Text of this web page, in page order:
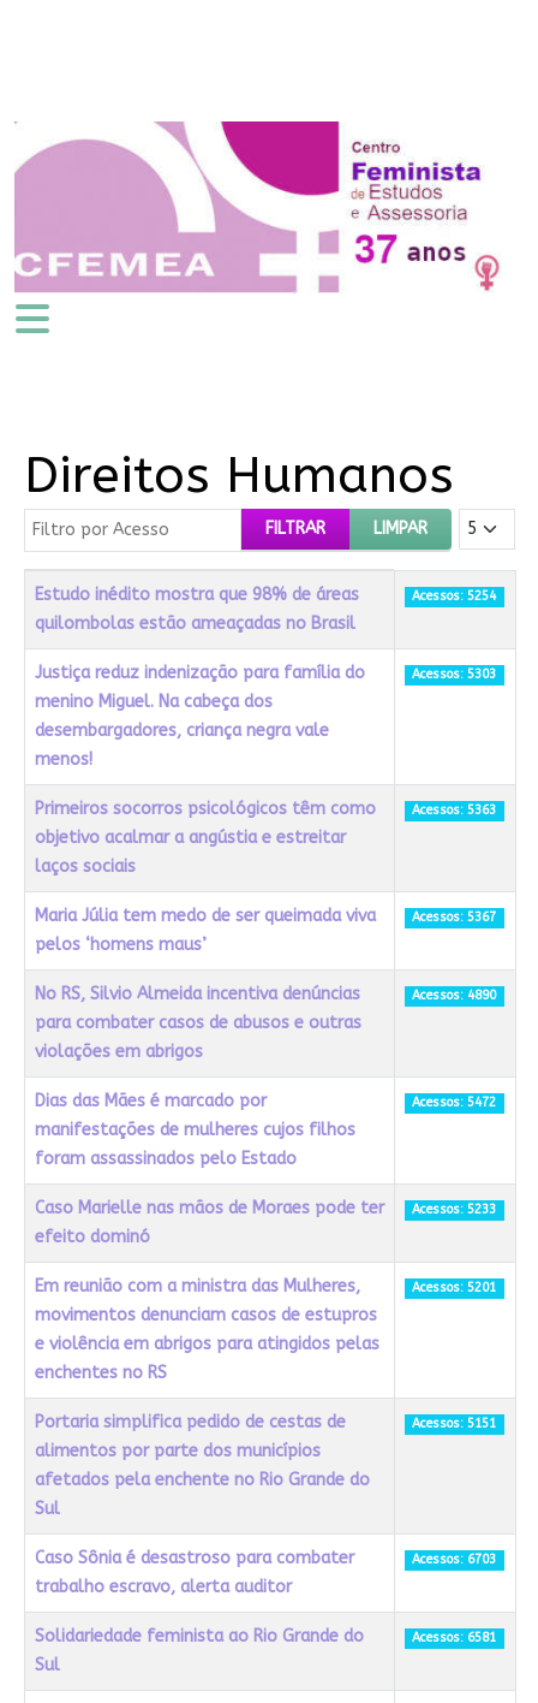
Direitos Humanos
Filtro por Acesso FILTRAR LIMPAR Mostrar #
Título Acessos
Estudo inédito mostra que 98% de áreas
quilombolas estão ameaçadas no Brasil
Acessos: 5254
Justiça reduz indenização para família do
menino Miguel. Na cabeça dos
desembargadores, criança negra vale
menos!
Acessos: 5303
Primeiros socorros psicológicos têm como
objetivo acalmar a angústia e estreitar
laços sociais
Acessos: 5363
Maria Júlia tem medo de ser queimada viva
pelos ‘homens maus’
Acessos: 5367
No RS, Silvio Almeida incentiva denúncias
para combater casos de abusos e outras
violações em abrigos
Acessos: 4890
Dias das Mães é marcado por
manifestações de mulheres cujos filhos
foram assassinados pelo Estado
Acessos: 5472
Caso Marielle nas mãos de Moraes pode ter
efeito dominó
Acessos: 5233
Em reunião com a ministra das Mulheres,
movimentos denunciam casos de estupros
e violência em abrigos para atingidos pelas
enchentes no RS
Acessos: 5201
Portaria simplifica pedido de cestas de
alimentos por parte dos municípios
afetados pela enchente no Rio Grande do
Sul
Acessos: 5151
Caso Sônia é desastroso para combater
trabalho escravo, alerta auditor
Acessos: 6703
Solidariedade feminista ao Rio Grande do
Sul
Acessos: 6581